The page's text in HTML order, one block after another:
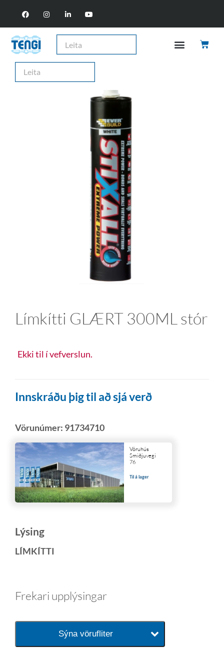
Límkítti GLÆRT 300ML stór
Ekki til í vefverslun.
Innskráðu þig til að sjá verð
Vörunúmer: 91734710
Vöruhús
Smiðjuvegi
76
Til á lager
Lýsing
LÍMKÍTTI
Frekari upplýsingar
Sýna vörufliter